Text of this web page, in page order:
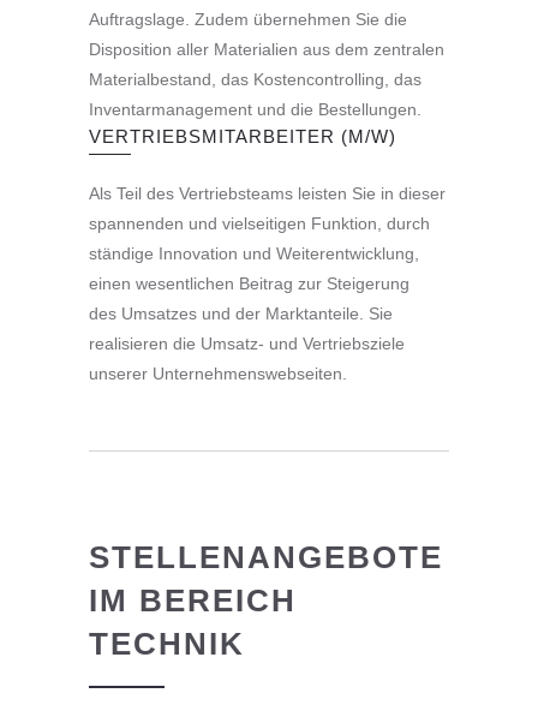
Auftragslage. Zudem übernehmen Sie die
Disposition aller Materialien aus dem zentralen
Materialbestand, das Kostencontrolling, das
Inventarmanagement und die Bestellungen.
VERTRIEBSMITARBEITER (M/W)
Als Teil des Vertriebsteams leisten Sie in dieser
spannenden und vielseitigen Funktion, durch
ständige Innovation und Weiterentwicklung,
einen wesentlichen Beitrag zur Steigerung
des Umsatzes und der Marktanteile. Sie
realisieren die Umsatz- und Vertriebsziele
unserer Unternehmenswebseiten.
STELLENANGEBOTE
IM BEREICH
TECHNIK